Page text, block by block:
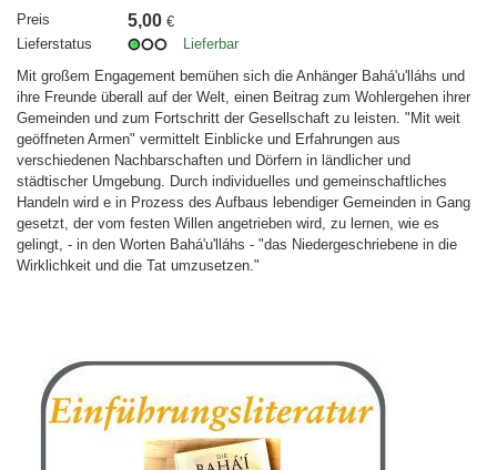
Preis
5,00 €
Lieferstatus
Lieferbar
Mit großem Engagement bemühen sich die Anhänger Bahá'u'lláhs und
ihre Freunde überall auf der Welt, einen Beitrag zum Wohlergehen ihrer
Gemeinden und zum Fortschritt der Gesellschaft zu leisten. "Mit weit
geöffneten Armen" vermittelt Einblicke und Erfahrungen aus
verschiedenen Nachbarschaften und Dörfern in ländlicher und
städtischer Umgebung. Durch individuelles und gemeinschaftliches
Handeln wird e in Prozess des Aufbaus lebendiger Gemeinden in Gang
gesetzt, der vom festen Willen angetrieben wird, zu lernen, wie es
gelingt, - in den Worten Bahá'u'lláhs - "das Niedergeschriebene in die
Wirklichkeit und die Tat umzusetzen."